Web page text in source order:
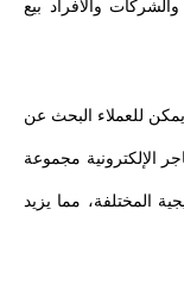
والأفراد بيع
يمكن للعملاء البحث عن
الإلكترونية مجموعة
المختلفة، مما يزيد